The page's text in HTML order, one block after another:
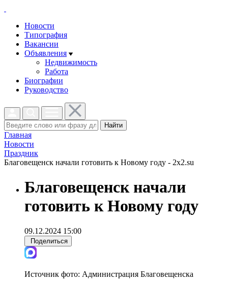
Новости
Типография
Вакансии
Объявления
Недвижимость
Работа
Биографии
Руководство
Найти
Главная
Новости
Праздник
Благовещенск начали готовить к Новому году - 2x2.su
Благовещенск начали
готовить к Новому году
09.12.2024 15:00
Поделиться
Источник фото: Администрация Благовещенска